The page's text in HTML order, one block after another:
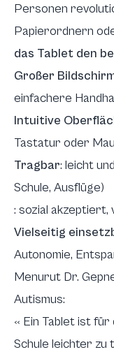
Personen
Papierordnern
das Tablet den
Großer
einfachere
Intuitive
Tastatur oder
Tragbar: leicht
Schule, Ausflüge)
: sozial akzeptiert,
Vielseitig
Autonomie,
Menurut Dr.
Autismus:
« Ein Tablet ist für
Schule leichter